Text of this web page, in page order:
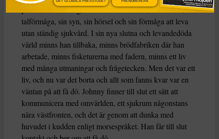
på första världskrigets västfront: sina ben, sina armar, sin
talförmåga, sin syn, sin hörsel och sin förmåga att leva
utan ständig sjukvård. I sin nya slutna och levandedöda
värld minns han tillbaka, minns brödfabriken där han
arbetade, minns fisketurerna med fadern, minns ett liv
med många utmaningar och frågetecken. Men det var ett
liv, och nu var det borta och allt som fanns kvar var en
väntan på att få dö. Johnny finner till slut ett sätt att
kommunicera med omvärlden, ett sjukrum någonstans
nära västfronten, och det är genom att dunka med
huvudet i kudden enligt morsespråket. Han får till slut
PRENUMERERA